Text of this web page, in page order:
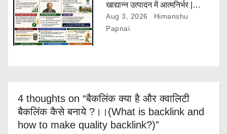
खाद्यान्न उत्पादन में आत्मनिर्भर |
Green Revolution Explained
Aug 3, 2026
Himanshu
Papnai
4 thoughts on “बैकलिंक क्या है और क्वालिटी
बैकलिंक कैसे बनाये ?।।(What is backlink and
how to make quality backlink?)”